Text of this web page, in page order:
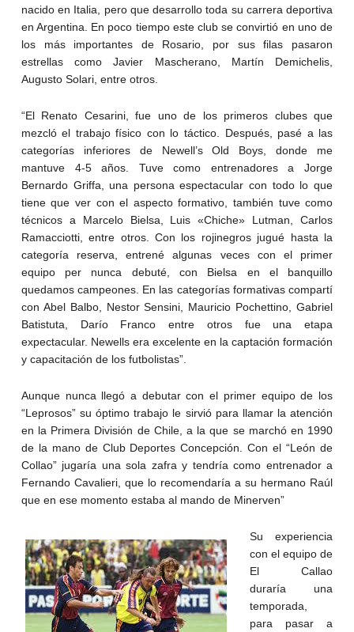
nacido en Italia, pero que desarrollo toda su carrera deportiva
en Argentina. En poco tiempo este club se convirtió en uno de
los más importantes de Rosario, por sus filas pasaron
estrellas como Javier Mascherano, Martín Demichelis,
Augusto Solari, entre otros.
“El Renato Cesarini, fue uno de los primeros clubes que
mezcló el trabajo físico con lo táctico. Después, pasé a las
categorías inferiores de Newell’s Old Boys, donde me
mantuve 4-5 años. Tuve como entrenadores a Jorge
Bernardo Griffa, una persona espectacular con todo lo que
tiene que ver con el aspecto formativo, también tuve como
técnicos a Marcelo Bielsa, Luis «Chiche» Lutman, Carlos
Ramacciotti, entre otros. Con los rojinegros jugué hasta la
categoría reserva, entrené algunas veces con el primer
equipo per nunca debuté, con Bielsa en el banquillo
quedamos campeones. En las categorías formativas compartí
con Abel Balbo, Nestor Sensini, Mauricio Pochettino, Gabriel
Batistuta, Darío Franco entre otros fue una etapa
expectacular. Newells era excelente en la captación formación
y capacitación de los futbolistas”.
Aunque nunca llegó a debutar con el primer equipo de los
“Leprosos” su óptimo trabajo le sirvió para llamar la atención
en la Primera División de Chile, a la que se marchó en 1990
de la mano de Club Deportes Concepción. Con el “León de
Collao” jugaría una sola zafra y tendría como entrenador a
Fernando Cavalieri, que lo recomendaría a su hermano Raúl
que en ese momento estaba al mando de Minerven”
Su experiencia
con el equipo de
El Callao
duraría una
temporada,
para pasar a